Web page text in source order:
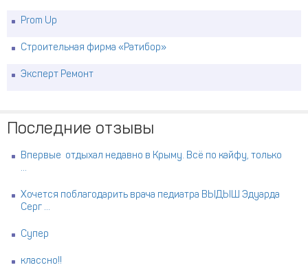
Prom Up
Строительная фирма «Ратибор»
Эксперт Ремонт
Последние отзывы
Впервые отдыхал недавно в Крыму. Всё по кайфу, только
...
Хочется поблагодарить врача педиатра ВЫДЫШ Эдуарда
Серг ...
Супер
классно!!